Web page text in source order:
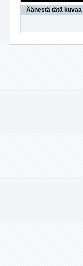
Äänestä tätä kuvaa